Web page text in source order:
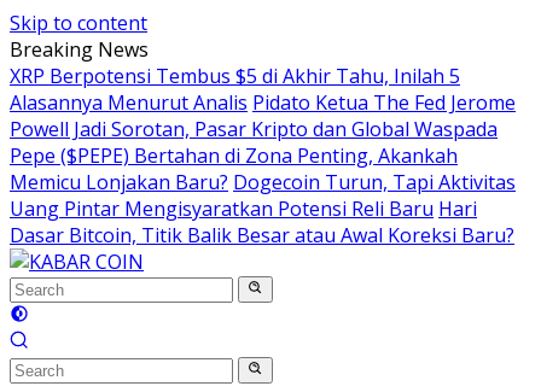
Skip to content
Breaking News
XRP Berpotensi Tembus $5 di Akhir Tahu, Inilah 5
Alasannya Menurut Analis Pidato Ketua The Fed Jerome
Powell Jadi Sorotan, Pasar Kripto dan Global Waspada
Pepe ($PEPE) Bertahan di Zona Penting, Akankah
Memicu Lonjakan Baru? Dogecoin Turun, Tapi Aktivitas
Uang Pintar Mengisyaratkan Potensi Reli Baru Hari
Dasar Bitcoin, Titik Balik Besar atau Awal Koreksi Baru?